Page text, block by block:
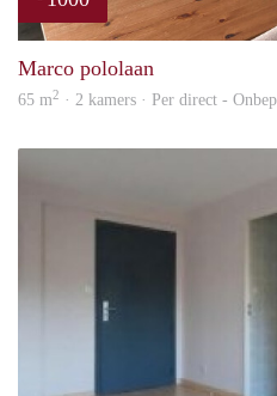
Marco pololaan
65 m2 · 2 kamers · Per direct -